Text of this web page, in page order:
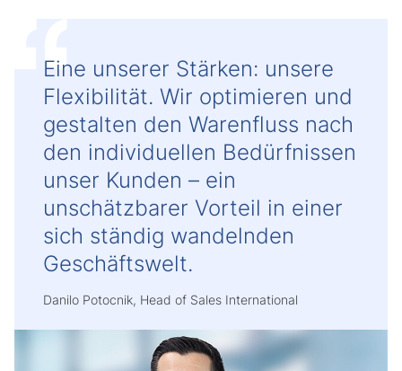
Eine unserer Stärken: unsere
Flexibilität. Wir optimieren und
gestalten den Warenfluss nach
den individuellen Bedürfnissen
unser Kunden – ein
unschätzbarer Vorteil in einer
sich ständig wandelnden
Geschäftswelt.
Danilo Potocnik, Head of Sales International